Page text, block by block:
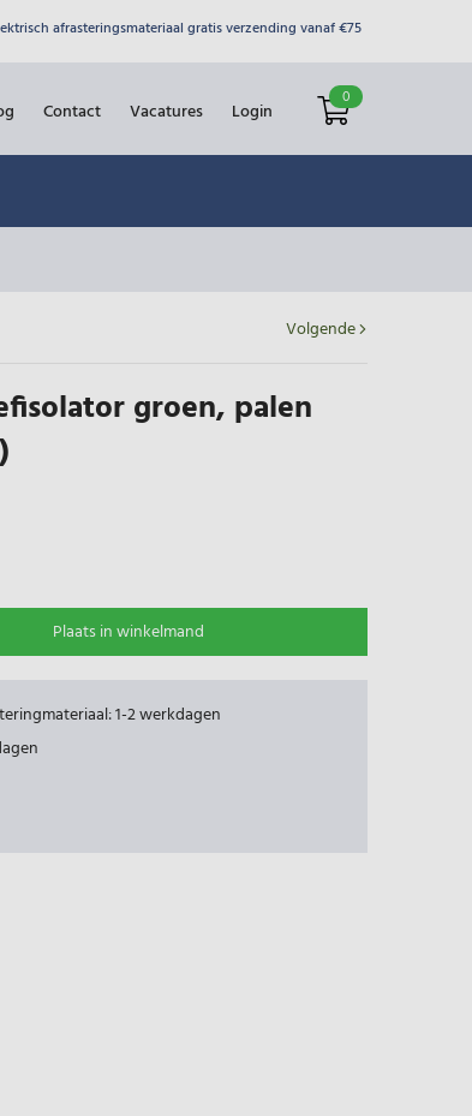
afrasteringsmateriaal gratis verzending vanaf €75
0
Login
Contact Vacatures
Volgende
groen, palen
Plaats in winkelmand
1-2 werkdagen